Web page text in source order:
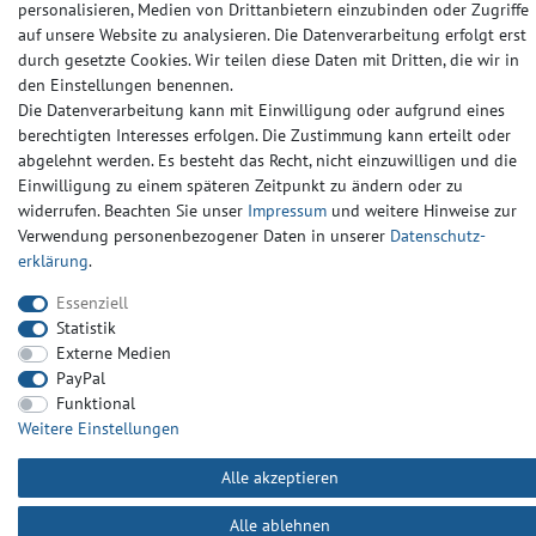
personalisieren, Medien von Drittanbietern einzubinden oder Zugriffe
auf unsere Website zu analysieren. Die Datenverarbeitung erfolgt erst
durch gesetzte Cookies. Wir teilen diese Daten mit Dritten, die wir in
den Einstellungen benennen.
Die Datenverarbeitung kann mit Einwilligung oder aufgrund eines
berechtigten Interesses erfolgen. Die Zustimmung kann erteilt oder
abgelehnt werden. Es besteht das Recht, nicht einzuwilligen und die
Einwilligung zu einem späteren Zeitpunkt zu ändern oder zu
widerrufen. Beachten Sie unser Impressum und weitere Hinweise zur
Verwendung personenbezogener Daten in unserer Daten­schutz­
erklärung.
Essenziell
Statistik
Externe Medien
PayPal
Funktional
Weitere Einstellungen
Alle akzeptieren
Alle ablehnen
© Copyright 2024-2025 | Alle Rechte vorbehalten.
Widerrufs­recht Impressum
Daten­schutz­erklärung AGB Kontakt